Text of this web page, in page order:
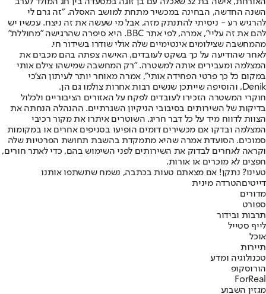
השנה החדשה, הבחינה במכשיר מתחת למושב האסלה. "זה גרם לי
להרגיש רע - ניסיתי להתנתק מזה, אבל מי שעשה את זה ניצח. עכשיו יש
להם את זה עליי", אמרה, לפי אתר BBC. היא סיפרה שהרגישה "מחוללת"
מהמחשבה שצילומים אינטימיים שלה אולי שודרו בשידור חי.
לאחר שהודיעה על כך בשקט לעובדים, האישה צפתה בהם מכבים את
המצלמה ומעבירים אותה למשטרה. "רק המחשבה שמישהו צילם אותי
במקום כל כך פרטי הפחידה אותי", אמרה מאוחר יותר לעיתון הצ'כי
Denik, והוסיפה שייתכן שנשים רבות אחרות צולמו גם הן.
חוקרי המשטרה הזכירו לעובדים לפקח על האזורים הציבוריים ולכלול
בדיקות של השירותים בסיבובי הניקיון השגרתיים. ההנהלה הנחתה את
הצוות לדווח מיד על כל דבר חריג. השוטרים איתרו את מקור רכיבי
המצלמה ובדקו אם מכשירים דומים הופיעו בסניפים אחרים או במקומות
סמוכים. הסועדת אמרה שהיא מתמקדת בהשבת תחושת הפרטיות שלה
וקראה לאחרים לבדוק את השירותים לפני השימוש בהם, כדי לאתר חורים,
חפצים לא מוכרים או אורות.
טעינו? נתקן! אם מצאתם טעות בכתבה, נשמח שתשתפו אותנו
דייטיםהטרדה מינית
מדורים
ספורט
תרבות ובידור
לייף סטייל
אוכל
תיירות
טכנולוגיה ומדע
הורוסקופ
ForReal
מגזין השבוע